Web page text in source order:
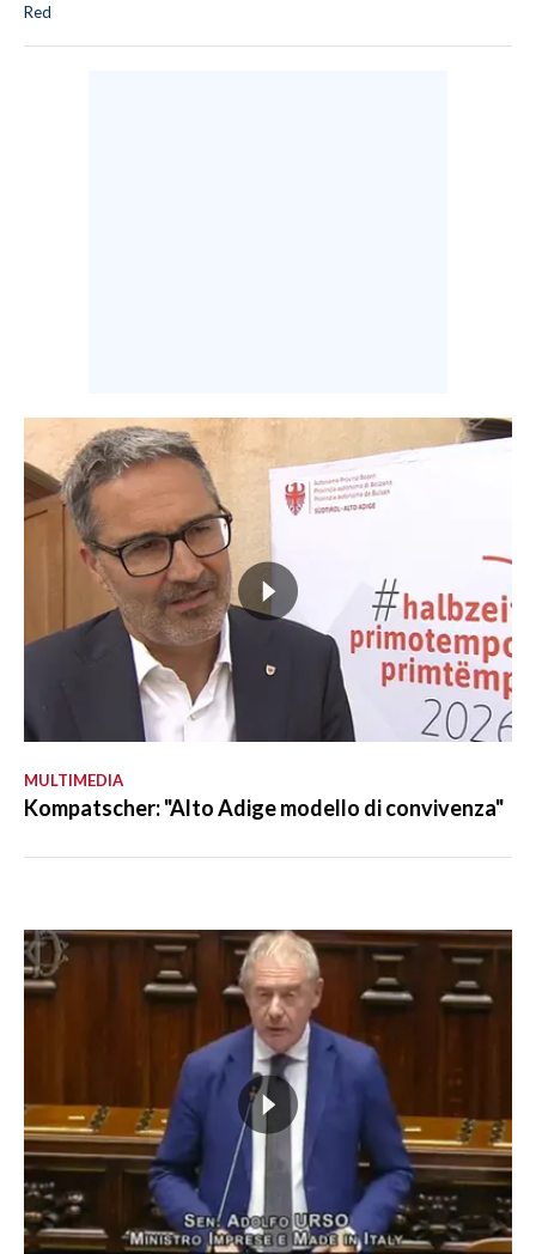
Red
MULTIMEDIA
Kompatscher: "Alto Adige modello di convivenza"